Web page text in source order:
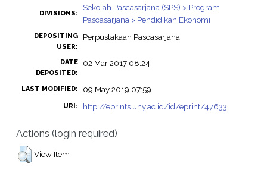
DIVISIONS:
Sekolah Pascasarjana (SPS) > Program
Pascasarjana > Pendidikan Ekonomi
DEPOSITING
USER:
Perpustakaan Pascasarjana
DATE
DEPOSITED:
02 Mar 2017 08:24
LAST MODIFIED: 09 May 2019 07:59
URI: http://eprints.uny.ac.id/id/eprint/47633
Actions (login required)
View Item